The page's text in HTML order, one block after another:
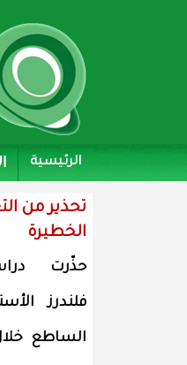
الرئيسية
تحذير من
الخطيرة
حذّرت
فلندرز
الساطع